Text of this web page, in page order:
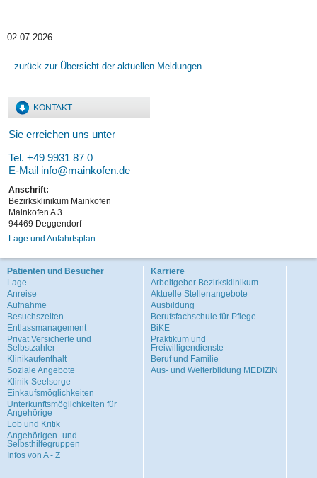
02.07.2026
zurück zur Übersicht der aktuellen Meldungen
KONTAKT
Sie erreichen uns unter
Tel. +49 9931 87 0
E-Mail info@mainkofen.de
Anschrift:
Bezirksklinikum Mainkofen
Mainkofen A 3
94469 Deggendorf
Lage und Anfahrtsplan
Patienten und Besucher
Lage
Anreise
Aufnahme
Besuchszeiten
Entlassmanagement
Privat Versicherte und
Selbstzahler
Klinikaufenthalt
Soziale Angebote
Klinik-Seelsorge
Einkaufsmöglichkeiten
Unterkunftsmöglichkeiten für
Angehörige
Lob und Kritik
Angehörigen- und
Selbsthilfegruppen
Infos von A - Z
Karriere
Arbeitgeber Bezirksklinikum
Aktuelle Stellenangebote
Ausbildung
Berufsfachschule für Pflege
BiKE
Praktikum und
Freiwilligendienste
Beruf und Familie
Aus- und Weiterbildung MEDIZIN